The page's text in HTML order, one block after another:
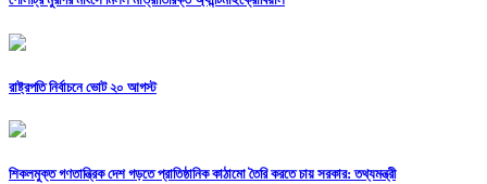
রাষ্ট্রপতি নির্বাচনে ভোট ২০ আগস্ট
শিকলমুক্ত গণতান্ত্রিক দেশ গড়তে প্রাতিষ্ঠানিক কাঠামো তৈরি করতে চায় সরকার: তথ্যমন্ত্রী